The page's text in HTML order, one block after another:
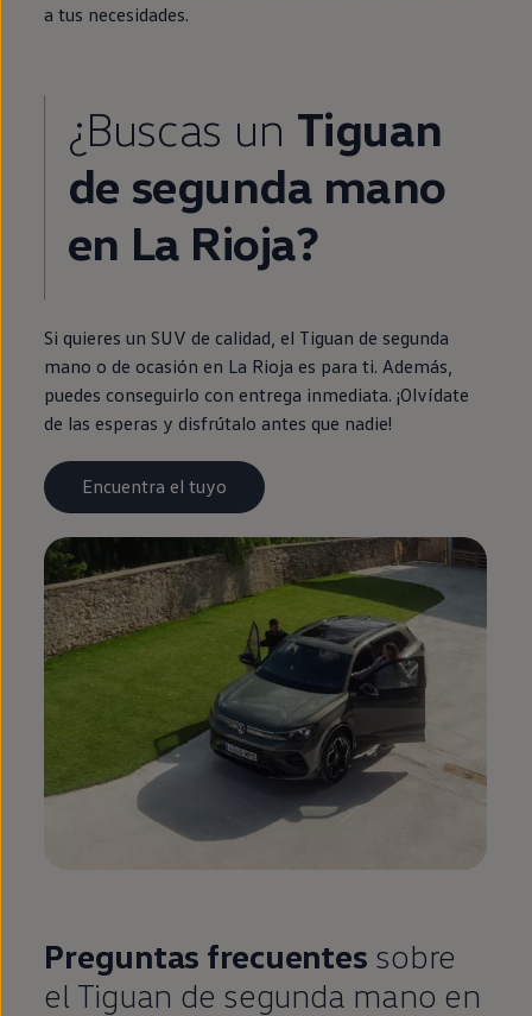
a tus necesidades.
¿Buscas un Tiguan
de segunda mano
en La Rioja?
Si quieres un SUV de calidad, el Tiguan de segunda
mano o de ocasión en La Rioja es para ti. Además,
puedes conseguirlo con entrega inmediata. ¡Olvídate
de las esperas y disfrútalo antes que nadie!
Encuentra el tuyo
Preguntas frecuentes sobre
el Tiguan de segunda mano en